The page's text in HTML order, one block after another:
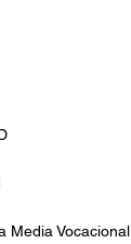
Media Vocacional